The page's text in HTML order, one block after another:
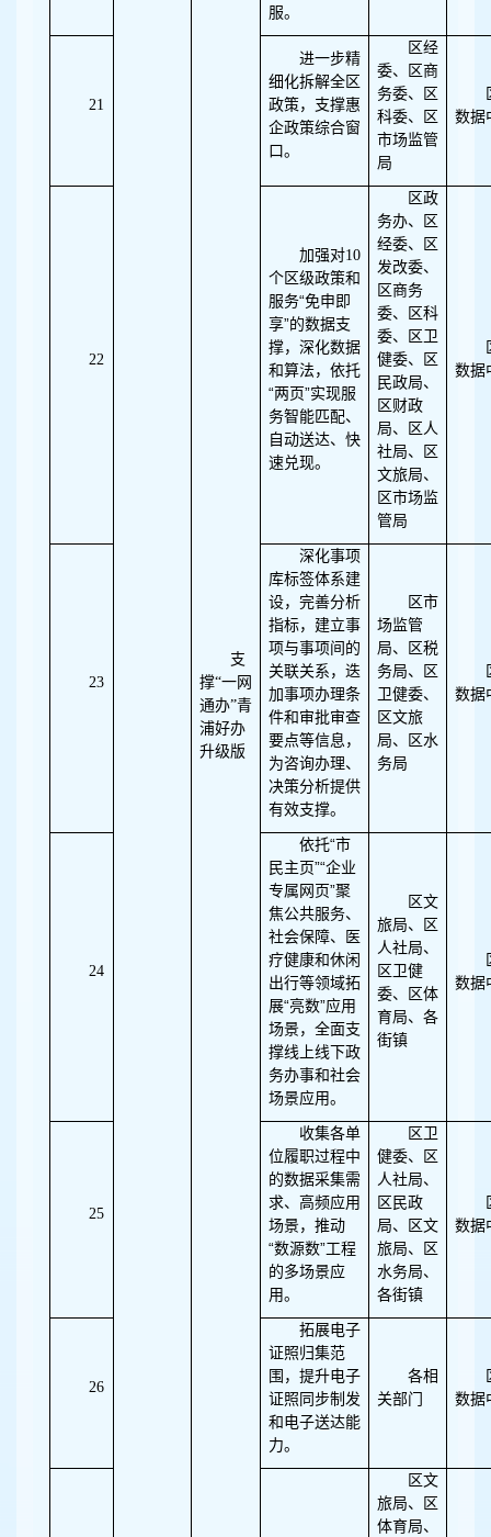
支
撑“一网
通办”青
浦好办
升级版
服。
21
进一步精
细化拆解全区
政策，支撑惠
企政策综合窗
口。
区经
委、区商
务委、区
科委、区
市场监管
局
数据
22
加强对10
个区级政策和
服务“免申即
享”的数据支
撑，深化数据
和算法，依托
“两页”实现服
务智能匹配、
自动送达、快
速兑现。
区政
务办、区
经委、区
发改委、
区商务
委、区科
委、区卫
健委、区
民政局、
区财政
局、区人
社局、区
文旅局、
区市场监
管局
数据
23
深化事项
库标签体系建
设，完善分析
指标，建立事
项与事项间的
关联关系，迭
加事项办理条
件和审批审查
要点等信息，
为咨询办理、
决策分析提供
有效支撑。
区市
场监管
局、区税
务局、区
卫健委、
区文旅
局、区水
务局
数据
24
依托“市
民主页”“企业
专属网页”聚
焦公共服务、
社会保障、医
疗健康和休闲
出行等领域拓
展“亮数”应用
场景，全面支
撑线上线下政
务办事和社会
场景应用。
区文
旅局、区
人社局、
区卫健
委、区体
育局、各
街镇
数据
25
收集各单
位履职过程中
的数据采集需
求、高频应用
场景，推动
“数源数”工程
的多场景应
用。
区卫
健委、区
人社局、
区民政
局、区文
旅局、区
水务局、
各街镇
数据
26
拓展电子
证照归集范
围，提升电子
证照同步制发
和电子送达能
力。
各相
关部门
数据
区文
旅局、区
体育局、